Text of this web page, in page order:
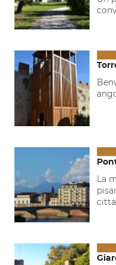
La